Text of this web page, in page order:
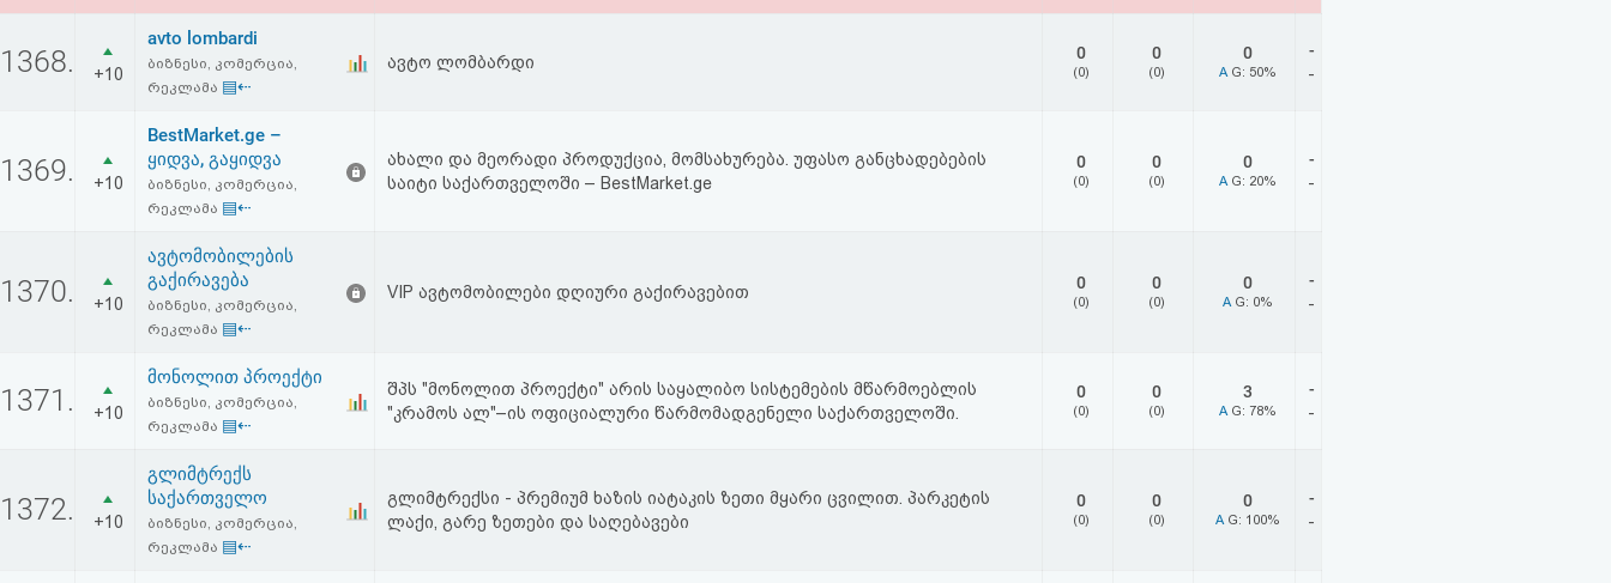
1368. +10
avto lombardi
ბიზნესი, კომერცია,
რეკლამა ▤⇠
ავტო ლომბარდი 0
(0)
0
(0)
0
A G: 50%
-
-
1369. +10
BestMarket.ge –
ყიდვა, გაყიდვა
ბიზნესი, კომერცია,
რეკლამა ▤⇠
ახალი და მეორადი პროდუქცია, მომსახურება. უფასო განცხადებების
საიტი საქართველოში – BestMarket.ge
0
(0)
0
(0)
0
A G: 20%
-
-
1370. +10
ავტომობილების
გაქირავება
ბიზნესი, კომერცია,
რეკლამა ▤⇠
VIP ავტომობილები დღიური გაქირავებით 0
(0)
0
(0)
0
A G: 0%
-
-
1371. +10
მონოლით პროექტი
ბიზნესი, კომერცია,
რეკლამა ▤⇠
შპს "მონოლით პროექტი" არის საყალიბო სისტემების მწარმოებლის
"კრამოს ალ"–ის ოფიციალური წარმომადგენელი საქართველოში.
0
(0)
0
(0)
3
A G: 78%
-
-
1372. +10
გლიმტრექს
საქართველო
ბიზნესი, კომერცია,
რეკლამა ▤⇠
გლიმტრექსი - პრემიუმ ხაზის იატაკის ზეთი მყარი ცვილით. პარკეტის
ლაქი, გარე ზეთები და საღებავები
0
(0)
0
(0)
0
A G: 100%
-
-